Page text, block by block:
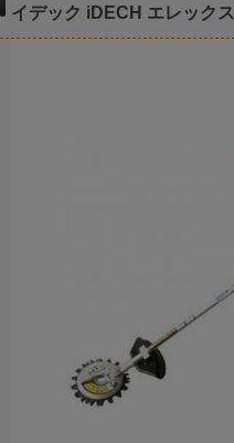
イデック iDECH エレック